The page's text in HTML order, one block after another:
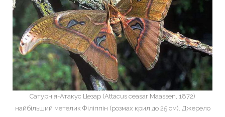
Сатурнія-Атакус Цезар (Attacus ceasar Maassen, 1872)
найбільший метелик Філіппін (розмах крил до 25 см). Джерело